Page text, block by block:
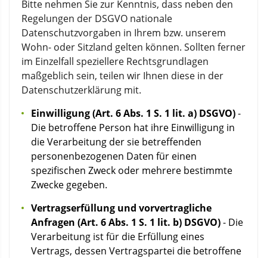
Bitte nehmen Sie zur Kenntnis, dass neben den
Regelungen der DSGVO nationale
Datenschutzvorgaben in Ihrem bzw. unserem
Wohn- oder Sitzland gelten können. Sollten ferner
im Einzelfall speziellere Rechtsgrundlagen
maßgeblich sein, teilen wir Ihnen diese in der
Datenschutzerklärung mit.
Einwilligung (Art. 6 Abs. 1 S. 1 lit. a) DSGVO)-
Die betroffene Person hat ihre Einwilligung in
die Verarbeitung der sie betreffenden
personenbezogenen Daten für einen
spezifischen Zweck oder mehrere bestimmte
Zwecke gegeben.
Vertragserfüllung und vorvertragliche
Anfragen (Art. 6 Abs. 1 S. 1 lit. b) DSGVO)- Die
Verarbeitung ist für die Erfüllung eines
Vertrags, dessen Vertragspartei die betroffene